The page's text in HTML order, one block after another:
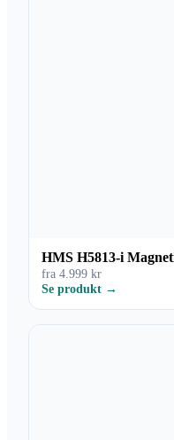
HMS H5813-i
fra 4.999 kr
Se produkt →